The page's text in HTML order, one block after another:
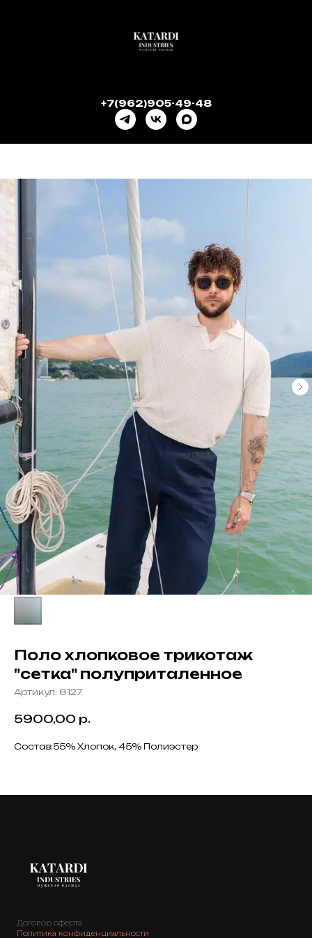
+7(962)905-49-48
Поло хлопковое трикотаж
"сетка" полуприталенное
Артикул: 8127
5900,00 р.
Состав:55% Хлопок, 45% Полиэстер
Договор оферта
Политика конфиденциальности